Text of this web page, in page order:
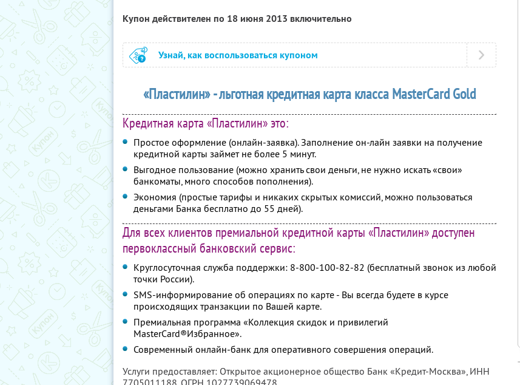
Купон действителен по 18 июня 2013 включительно
Узнай, как воспользоваться купоном
«Пластилин» - льготная кредитная карта класса MasterCard Gold
Кредитная карта «Пластилин» это:
Простое оформление (онлайн-заявка). Заполнение он-лайн заявки на получение
кредитной карты займет не более 5 минут.
Выгодное пользование (можно хранить свои деньги, не нужно искать «свои»
банкоматы, много способов пополнения).
Экономия (простые тарифы и никаких скрытых комиссий, можно пользоваться
деньгами Банка бесплатно до 55 дней).
Для всех клиентов премиальной кредитной карты «Пластилин» доступен
первоклассный банковский сервис:
Круглосуточная служба поддержки: 8-800-100-82-82 (бесплатный звонок из любой
точки России).
SMS-информирование об операциях по карте - Вы всегда будете в курсе
происходящих транзакции по Вашей карте.
Премиальная программа «Коллекция скидок и привилегий
MasterCard®Избранное».
Современный онлайн-банк для оперативного совершения операций.
Услуги предоставляет: Открытое акционерное общество Банк «Кредит-Москва», ИНН
7705011188 , ОГРН 1027739069478